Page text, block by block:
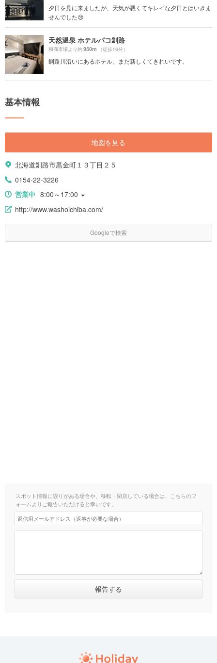
夕日を見に来ましたが、天気が悪くてキレイな夕日とはいきま
せんでした😢
天然温泉 ホテルパコ釧路
和商市場より約950m （徒歩16分）
釧路川沿いにあるホテル。まだ新しくてきれいです。
基本情報
地図を見る
北海道釧路市黒金町１３丁目２５
0154-22-3226
営業中 8:00～17:00
http://www.washoichiba.com/
Googleで検索
スポット情報に誤りがある場合や、移転・閉店している場合は、こちらのフ
ォームよりご報告いただけると幸いです。